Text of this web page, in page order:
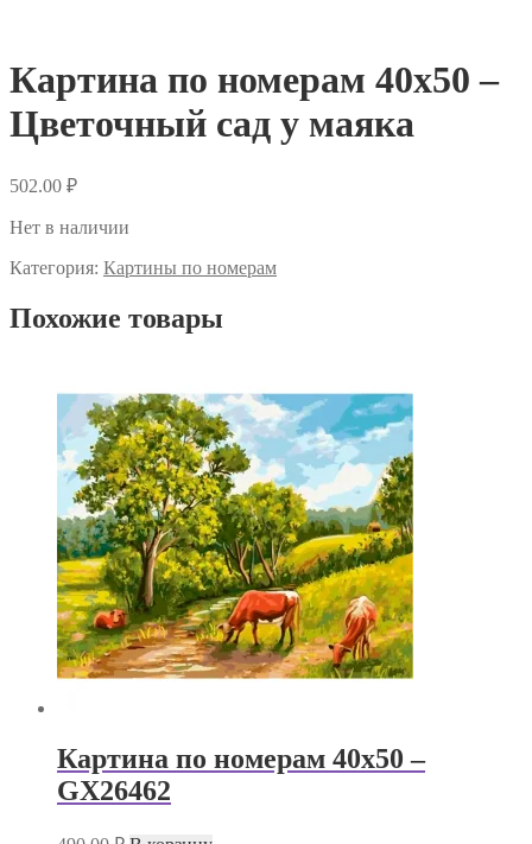
Картина по номерам 40х50 –
Цветочный сад у маяка
502.00 ₽
Нет в наличии
Категория: Картины по номерам
Похожие товары
Картина по номерам 40х50 –
GX26462